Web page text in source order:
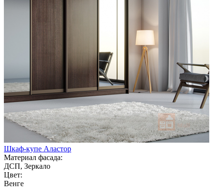
Шкаф-купе Аластор
Материал фасада:
ДСП, Зеркало
Цвет:
Венге